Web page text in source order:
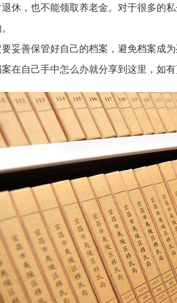
休，也不能领取养老金。对于很多的
妥善保管好自己的档案，避免档案成
在自己手中怎么办就分享到这里，如